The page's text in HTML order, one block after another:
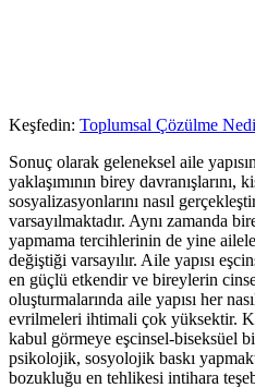
Keşfedin: Toplumsal Çözülme
Sonuç olarak geleneksel aile
yaklaşımının birey
sosyalizasyonlarını nasıl
varsayılmaktadır. Aynı zamanda
yapmama tercihlerinin de yine
değiştiği varsayılır. Aile yapısı
en güçlü etkendir ve bireylerin
oluşturmalarında aile yapısı her
evrilmeleri ihtimali çok yüksektir.
kabul görmeye eşcinsel-biseksüel
psikolojik, sosyolojik baskı
bozukluğu en tehlikesi intihara